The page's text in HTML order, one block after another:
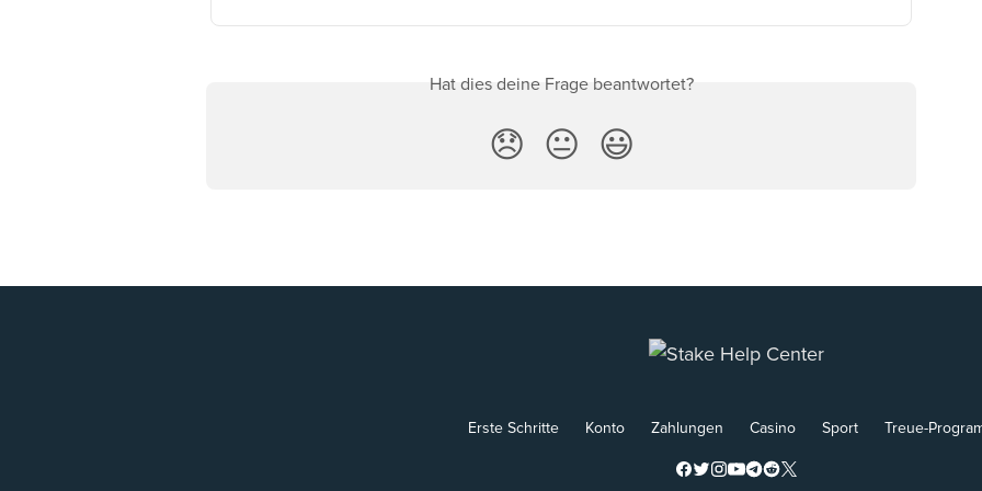
Hat dies deine Frage beantwortet?
😞 😐 😃
Erste Schritte Konto Zahlungen Casino Sport Treue-